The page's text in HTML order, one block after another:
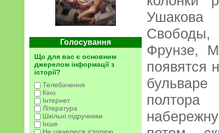
Голосування
Що для вас є основним
джерелом інформації з
історії?
Телебачення
Кіно
Інтернет
Література
Шкільні підручники
Інше
Фрунзе,
появятся